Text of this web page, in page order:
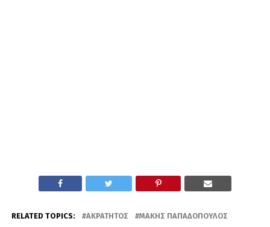
RELATED TOPICS: ΑΚΡΆΤΗΤΟΣ ΜΆΚΗΣ ΠΑΠΑΔΌΠΟΥΛΟΣ